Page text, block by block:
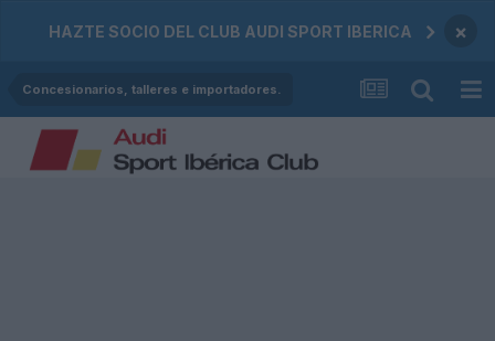
HAZTE SOCIO DEL CLUB AUDI SPORT IBERICA ×
Concesionarios, talleres e importadores.